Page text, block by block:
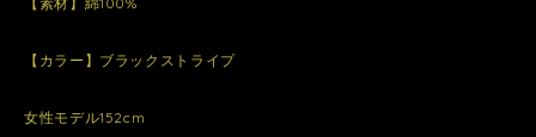
【カラー】ブラックストライプ
女性モデル152cm